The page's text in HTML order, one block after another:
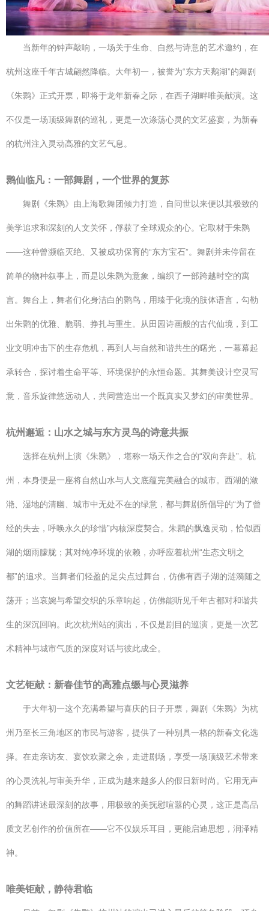
当新年的钟声敲响，一场关于生命、自然与诗意的艺术邀约，在
杭州这座千年古城翩然降临。大年初一，被誉为“东方天鹅湖”的舞剧
《朱鹮》正式开票，即将于龙年新春之际，在西子湖畔唯美献演。这
不仅是一场顶级舞剧的巡礼，更是一次涤荡心灵的文艺盛宴，为新春
的杭州注入灵动高雅的文艺气息。
鹮仙临凡：一部舞剧，一个世界的复苏
舞剧《朱鹮》由上海歌舞团倾力打造，自问世以来便以其极致的
美学追求和深刻的人文关怀，俘获了全球观众的心。它取材于朱鹮
——这种曾濒临灭绝、又被成功保育的“东方宝石”。舞剧并未停留在
简单的物种叙事上，而是以朱鹮为意象，编织了一部跨越时空的寓
言。舞台上，舞者们化身洁白的鹮鸟，用臻于化境的肢体语言，勾勒
出朱鹮的优雅、脆弱、挣扎与重生。从田园诗画般的古代仙境，到工
业文明冲击下的生存危机，再到人与自然和谐共生的曙光，一幕幕起
承转合，探讨着生命平等、环境保护的永恒命题。其舞美设计空灵写
意，音乐旋律悠远动人，共同营造出一个既真实又梦幻的审美世界。
杭州邂逅：山水之城与东方灵鸟的诗意共振
选择在杭州上演《朱鹮》，堪称一场天作之合的“双向奔赴”。杭
州，本身便是一座将自然山水与人文底蕴完美融合的城市。西湖的潋
滟、湿地的清幽、城市中无处不在的绿意，都与舞剧所倡导的“为了曾
经的失去，呼唤永久的珍惜”内核深度契合。朱鹮的飘逸灵动，恰似西
湖的烟雨朦胧；其对纯净环境的依赖，亦呼应着杭州“生态文明之
都”的追求。当舞者们轻盈的足尖点过舞台，仿佛有西子湖的涟漪随之
荡开；当哀婉与希望交织的乐章响起，仿佛能听见千年古都对和谐共
生的深沉回响。此次杭州站的演出，不仅是剧目的巡演，更是一次艺
术精神与城市气质的深度对话与彼此成全。
文艺钜献：新春佳节的高雅点缀与心灵滋养
于大年初一这个充满希望与喜庆的日子开票，舞剧《朱鹮》为杭
州乃至长三角地区的市民与游客，提供了一种别具一格的新春文化选
择。在走亲访友、宴饮欢聚之余，走进剧场，享受一场顶级艺术带来
的心灵洗礼与审美升华，正成为越来越多人的假日新时尚。它用无声
的舞蹈讲述最深刻的故事，用极致的美抚慰喧嚣的心灵，这正是高品
质文艺创作的价值所在——它不仅娱乐耳目，更能启迪思想，润泽精
神。
唯美钜献，静待君临